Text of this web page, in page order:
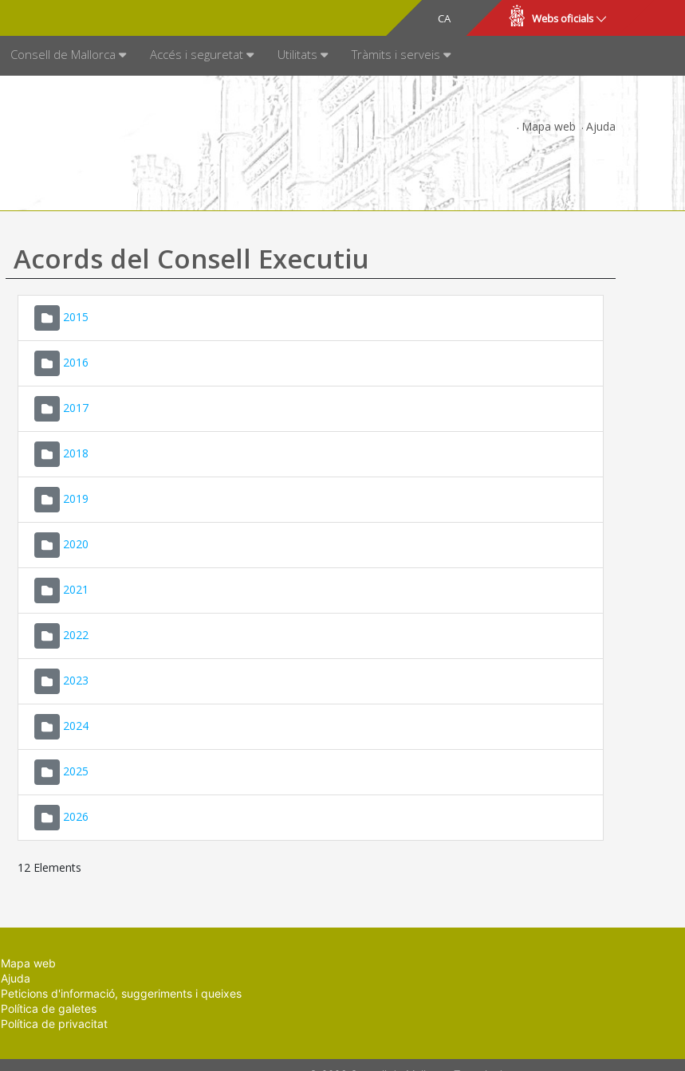
CA
ES Webs oficials
Consell de Mallorca Accés i seguretat Utilitats Tràmits i serveis
Mapa web Ajuda
Acords del Consell Executiu
2015
2016
2017
2018
2019
2020
2021
2022
2023
2024
2025
2026
12 Elements
Mapa web
Ajuda
Peticions d'informació, suggeriments i queixes
Política de galetes
Política de privacitat